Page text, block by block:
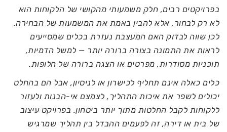
בפרויקטים רבים, חלק משמעותי מהקושי של הלקוחות הוא
לא רק לבחור, אלא להבין באמת את המשמעות של הבחירה.
לכן שווה לבדוק האם המעצבת נעזרת בכלים שמסייעים
לראות את התמונה בצורה ברורה יותר — למשל הדמיות,
תוכניות מסודרות, מפרטים או הצגה ברורה של חלופות.
כלים כאלה אינם תחליף לכישרון או לניסיון, אבל הם בהחלט
יכולים לשפר את איכות התהליך, לצמצם אי-הבנות ולעזור
ללקוחות לקבל החלטות מתוך יותר ביטחון. בפרויקט עיצוב
של בית או דירה, זה לפעמים ההבדל בין תהליך שמרגיש